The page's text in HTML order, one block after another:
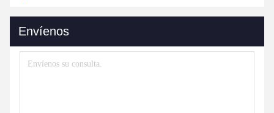
Envíenos